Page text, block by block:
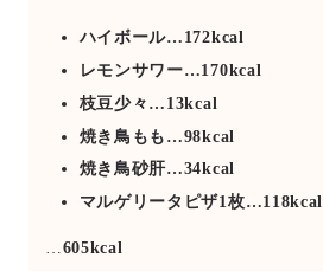
ハイボール…172kcal
レモンサワー…170kcal
枝豆少々…13kcal
焼き鳥もも…98kcal
焼き鳥砂肝…34kcal
マルゲリータピザ1枚…118kcal
…605kcal